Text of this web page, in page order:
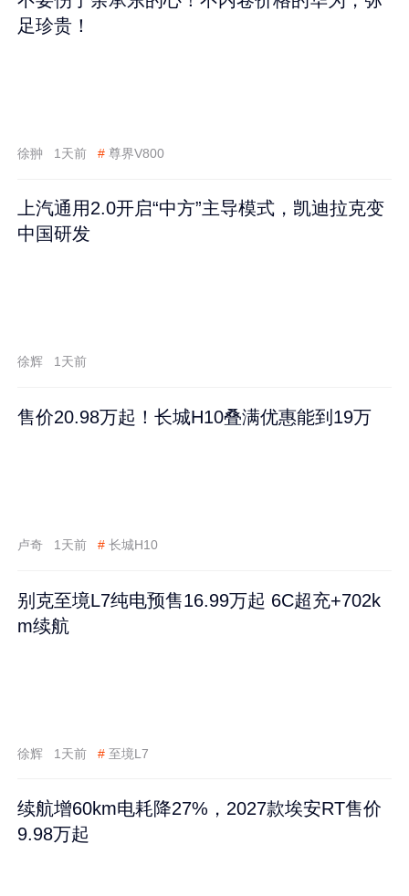
足珍贵！
徐翀 1天前 # 尊界V800
上汽通用2.0开启“中方”主导模式，凯迪拉克变
中国研发
徐辉 1天前
售价20.98万起！长城H10叠满优惠能到19万
卢奇 1天前 # 长城H10
别克至境L7纯电预售16.99万起 6C超充+702k
m续航
徐辉 1天前 # 至境L7
续航增60km电耗降27%，2027款埃安RT售价
9.98万起